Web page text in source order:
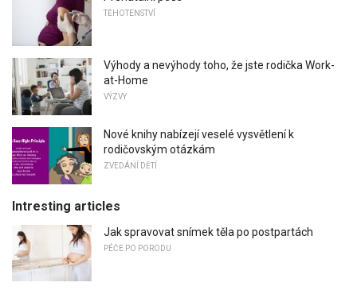
TĚHOTENSTVÍ
Výhody a nevýhody toho, že jste rodička Work-
at-Home
VÝZVY
Nové knihy nabízejí veselé vysvětlení k
rodičovským otázkám
ZVEDÁNÍ DĚTÍ
Intresting articles
Jak spravovat snímek těla po postpartách
PÉČE PO PORODU